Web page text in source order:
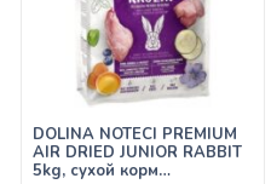
DOLINA NOTECI PREMIUM
AIR DRIED JUNIOR RABBIT
5kg, сухой корм